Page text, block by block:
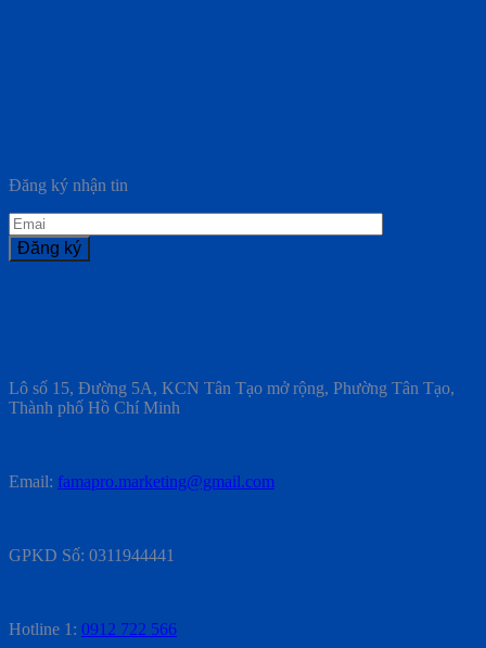
Đăng ký nhận tin
Lô số 15, Đường 5A, KCN Tân Tạo mở rộng, Phường Tân Tạo,
Thành phố Hồ Chí Minh
Email: famapro.marketing@gmail.com
GPKD Số: 0311944441
Hotline 1: 0912 722 566